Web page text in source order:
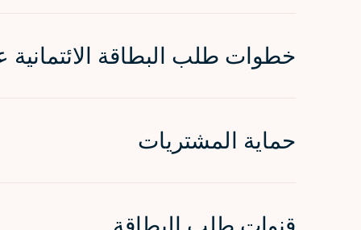
خطوات طلب البطاقة الائتمانية
حماية المشتريات